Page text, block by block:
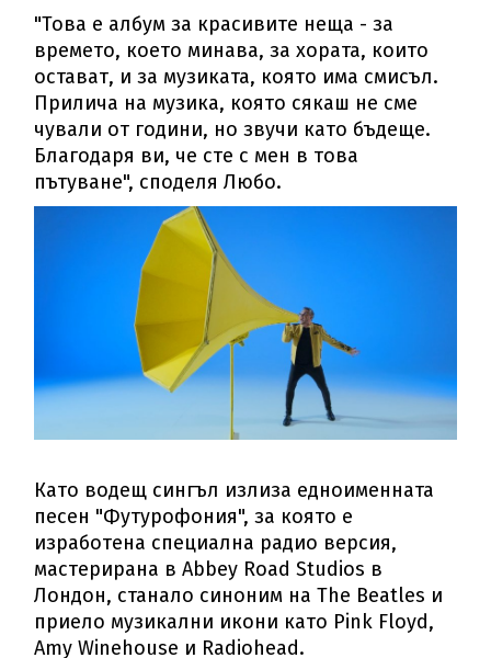
"Това е албум за красивите неща - за
времето, което минава, за хората, които
остават, и за музиката, която има смисъл.
Прилича на музика, която сякаш не сме
чували от години, но звучи като бъдеще.
Благодаря ви, че сте с мен в това
пътуване", споделя Любо.
Като водещ сингъл излиза едноименната
песен "Футурофония", за която е
изработена специална радио версия,
мастерирана в Abbey Road Studios в
Лондон, станало синоним на The Beatles и
приело музикални икони като Pink Floyd,
Amy Winehouse и Radiohead.